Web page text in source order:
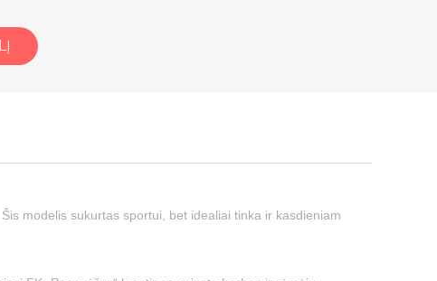
modelis sukurtas sportui, bet idealiai tinka ir kasdieniam